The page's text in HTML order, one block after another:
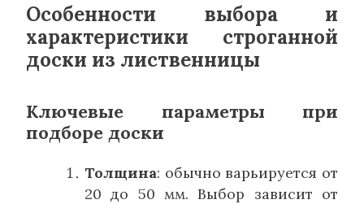
Особенности выбора и
характеристики строганной
доски из лиственницы
Ключевые параметры при
подборе доски
Толщина: обычно варьируется от
20 до 50 мм. Выбор зависит от